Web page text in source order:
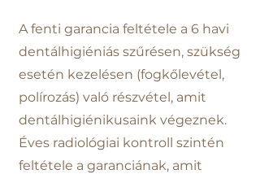
A fenti garancia feltétele a 6 havi
dentálhigiéniás szűrésen, szükség
esetén kezelésen (fogkőlevétel,
polírozás) való részvétel, amit
dentálhigiénikusaink végeznek.
Éves radiológiai kontroll szintén
feltétele a garanciának, amit